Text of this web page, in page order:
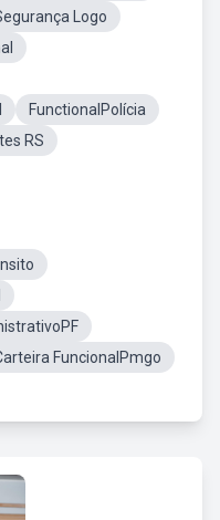
Logo
FunctionalPolícia
RS
FuncionalPmgo